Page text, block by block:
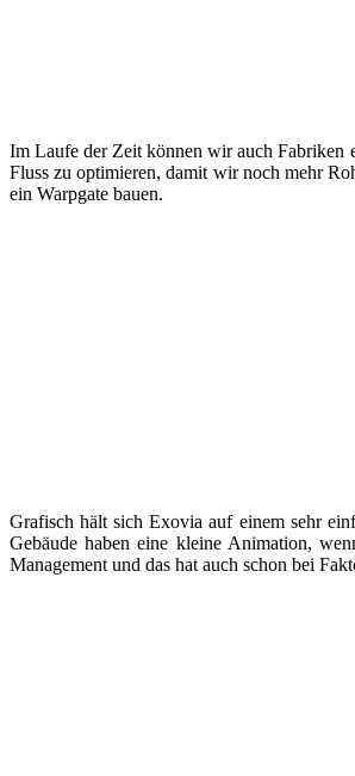
Im Laufe der Zeit können wir auch Fabriken
Fluss zu optimieren, damit wir noch mehr
ein Warpgate bauen.
Grafisch hält sich Exovia auf einem sehr
Gebäude haben eine kleine Animation,
Management und das hat auch schon bei